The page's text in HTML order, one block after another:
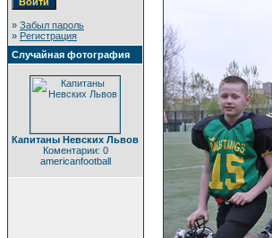
» Забыл пароль
» Регистрация
Случайная фотография
Капитаны Невских Львов
Коментарии: 0
americanfootball